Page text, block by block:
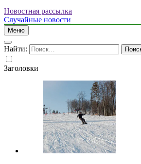
Новостная рассылка
Случайные новости
Меню
Найти:
Заголовки